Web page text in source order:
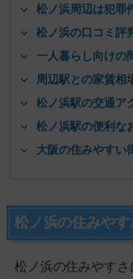
松ノ浜周辺は犯罪
松ノ浜の口コミ評
一人暮らし向けの
周辺駅との家賃相
松ノ浜駅の交通ア
松ノ浜駅の便利な
大阪の住みやすい
松ノ浜の住みやす
松ノ浜の住みやす